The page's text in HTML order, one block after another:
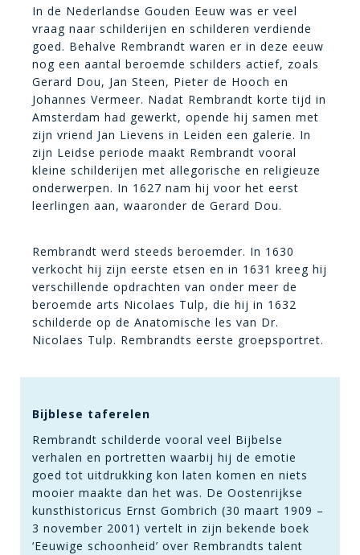
In de Nederlandse Gouden Eeuw was er veel
vraag naar schilderijen en schilderen verdiende
goed. Behalve Rembrandt waren er in deze eeuw
nog een aantal beroemde schilders actief, zoals
Gerard Dou, Jan Steen, Pieter de Hooch en
Johannes Vermeer. Nadat Rembrandt korte tijd in
Amsterdam had gewerkt, opende hij samen met
zijn vriend Jan Lievens in Leiden een galerie. In
zijn Leidse periode maakt Rembrandt vooral
kleine schilderijen met allegorische en religieuze
onderwerpen. In 1627 nam hij voor het eerst
leerlingen aan, waaronder de Gerard Dou.
Rembrandt werd steeds beroemder. In 1630
verkocht hij zijn eerste etsen en in 1631 kreeg hij
verschillende opdrachten van onder meer de
beroemde arts Nicolaes Tulp, die hij in 1632
schilderde op de Anatomische les van Dr.
Nicolaes Tulp. Rembrandts eerste groepsportret.
Bijblese taferelen
Rembrandt schilderde vooral veel Bijbelse
verhalen en portretten waarbij hij de emotie
goed tot uitdrukking kon laten komen en niets
mooier maakte dan het was. De Oostenrijkse
kunsthistoricus Ernst Gombrich (30 maart 1909 –
3 november 2001) vertelt in zijn bekende boek
‘Eeuwige schoonheid’ over Rembrandts talent